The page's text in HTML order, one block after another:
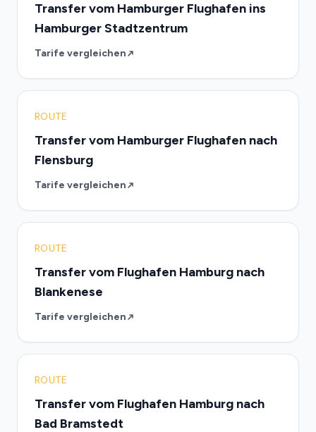
Transfer vom Hamburger Flughafen ins
Hamburger Stadtzentrum
Tarife vergleichen
ROUTE
Transfer vom Hamburger Flughafen nach
Flensburg
Tarife vergleichen
ROUTE
Transfer vom Flughafen Hamburg nach
Blankenese
Tarife vergleichen
ROUTE
Transfer vom Flughafen Hamburg nach
Bad Bramstedt